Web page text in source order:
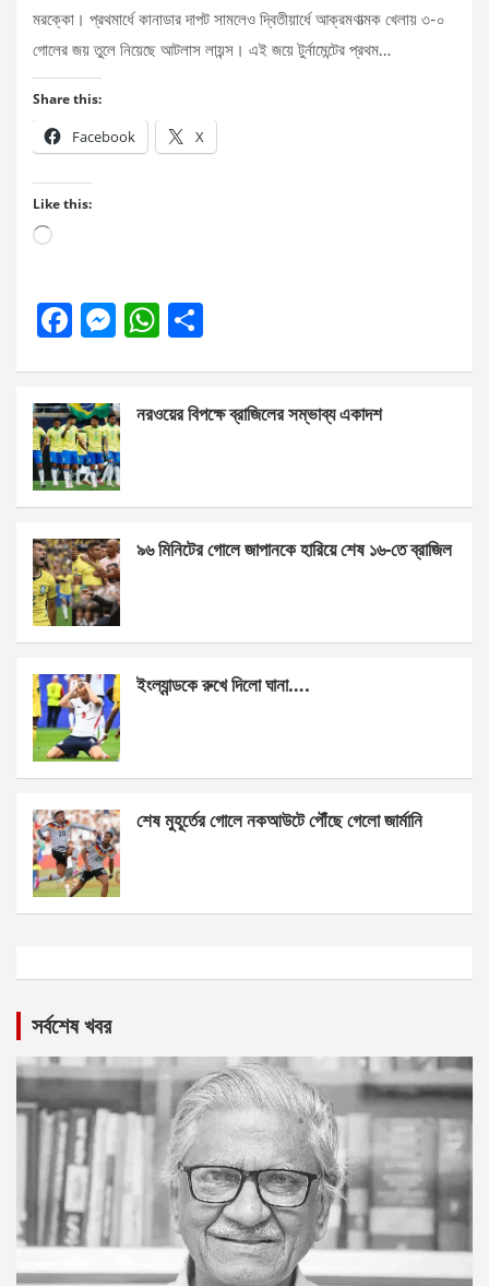
মরক্কো। প্রথমার্ধে কানাডার দাপট সামলেও দ্বিতীয়ার্ধে আক্রমণাত্মক খেলায় ৩-০
গোলের জয় তুলে নিয়েছে আটলাস লায়ন্স। এই জয়ে টুর্নামেন্টের প্রথম…
Share this:
Facebook X
Like this:
Loading…
F
b
o
o
k
M
n
g
er
W
s
p
e
নরওয়ের বিপক্ষে ব্রাজিলের সম্ভাব্য একাদশ
৯৬ মিনিটের গোলে জাপানকে হারিয়ে শেষ ১৬-তে ব্রাজিল
ইংল্যান্ডকে রুখে দিলো ঘানা….
শেষ মুহূর্তের গোলে নকআউটে পৌঁছে গেলো জার্মানি
সর্বশেষ খবর